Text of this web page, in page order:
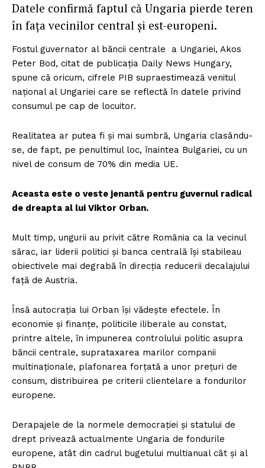
Datele confirmă faptul că Ungaria pierde teren
în fața vecinilor central și est-europeni.
Fostul guvernator al băncii centrale a Ungariei, Akos
Peter Bod, citat de publicația Daily News Hungary,
spune că oricum, cifrele PIB supraestimează venitul
național al Ungariei care se reflectă în datele privind
consumul pe cap de locuitor.
Realitatea ar putea fi și mai sumbră, Ungaria clasându-
se, de fapt, pe penultimul loc, înaintea Bulgariei, cu un
nivel de consum de 70% din media UE.
Aceasta este o veste jenantă pentru guvernul radical
de dreapta al lui Viktor Orban.
Mult timp, ungurii au privit către România ca la vecinul
sărac, iar liderii politici și banca centrală își stabileau
obiectivele mai degrabă în direcția reducerii decalajului
față de Austria.
Însă autocrația lui Orban își vădește efectele. În
economie și finanțe, politicile iliberale au constat,
printre altele, în impunerea controlului politic asupra
băncii centrale, suprataxarea marilor companii
multinaționale, plafonarea forțată a unor prețuri de
consum, distribuirea pe criterii clientelare a fondurilor
europene.
Derapajele de la normele democrației și statului de
drept privează actualmente Ungaria de fondurile
europene, atât din cadrul bugetului multianual cât și al